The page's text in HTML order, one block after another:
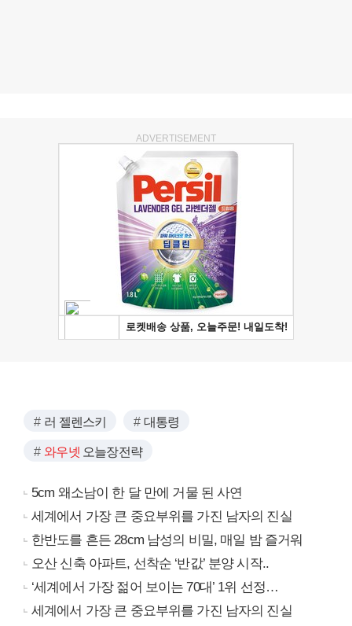
ADVERTISEMENT
러 젤렌스키 대통령
와우넷 오늘장전략
5cm 왜소남이 한 달 만에 거물 된 사연
세계에서 가장 큰 중요부위를 가진 남자의 진실
한반도를 흔든 28cm 남성의 비밀, 매일 밤 즐거워
오산 신축 아파트, 선착순 ‘반값’ 분양 시작..
‘세계에서 가장 젊어 보이는 70대’ 1위 선정…
세계에서 가장 큰 중요부위를 가진 남자의 진실